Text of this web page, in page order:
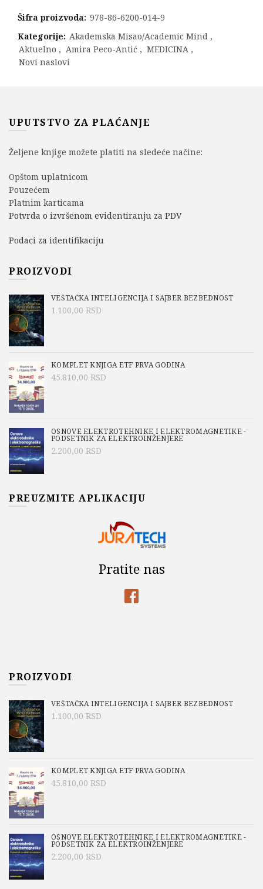
Šifra proizvoda: 978-86-6200-014-9
Kategorije: Akademska Misao/Academic Mind ,
Aktuelno , Amira Peco-Antić , MEDICINA ,
Novi naslovi
UPUTSTVO ZA PLAĆANJE
Željene knjige možete platiti na sledeće načine:
Opštom uplatnicom
Pouzećem
Platnim karticama
Potvrda o izvršenom evidentiranju za PDV
Podaci za identifikaciju
PROIZVODI
VEŠTAČKA INTELIGENCIJA I SAJBER BEZBEDNOST
1.100,00 RSD
KOMPLET KNJIGA ETF PRVA GODINA
45.810,00 RSD
OSNOVE ELEKTROTEHNIKE I ELEKTROMAGNETIKE -
PODSETNIK ZA ELEKTROINŽENJERE
2.200,00 RSD
PREUZMITE APLIKACIJU
Pratite nas
PROIZVODI
VEŠTAČKA INTELIGENCIJA I SAJBER BEZBEDNOST
1.100,00 RSD
KOMPLET KNJIGA ETF PRVA GODINA
45.810,00 RSD
OSNOVE ELEKTROTEHNIKE I ELEKTROMAGNETIKE -
PODSETNIK ZA ELEKTROINŽENJERE
2.200,00 RSD